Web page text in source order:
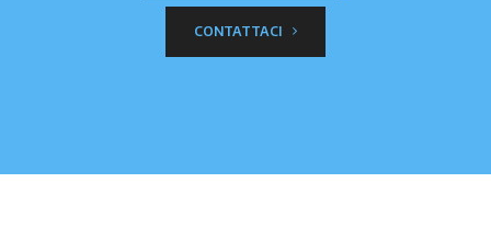
CONTATTACI